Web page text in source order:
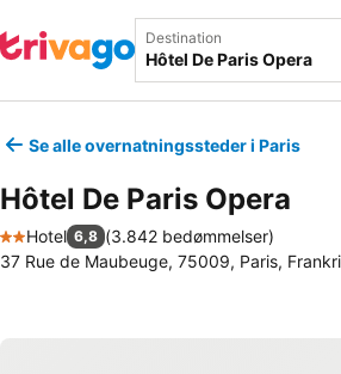
Destination
Se alle overnatningssteder i Paris
Hôtel De Paris Opera
2 Stjerner
Hotel 6,8 (3.842 bedømmelser)
37 Rue de Maubeuge, 75009, Paris,